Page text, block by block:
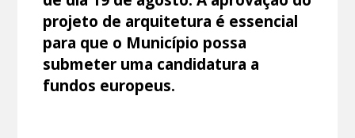
projeto de arquitetura é essencial
para que o Município possa
submeter uma candidatura a
fundos europeus.